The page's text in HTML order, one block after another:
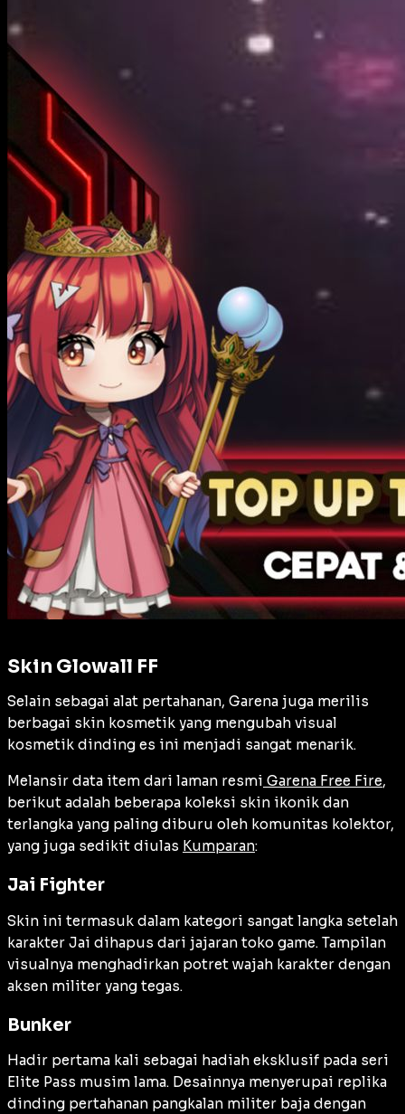
Skin Glowall FF
Selain sebagai alat pertahanan, Garena juga merilis
berbagai skin kosmetik yang mengubah visual
kosmetik dinding es ini menjadi sangat menarik.
Melansir data item dari laman resmi Garena Free Fire,
berikut adalah beberapa koleksi skin ikonik dan
terlangka yang paling diburu oleh komunitas kolektor,
yang juga sedikit diulas Kumparan:
Jai Fighter
Skin ini termasuk dalam kategori sangat langka setelah
karakter Jai dihapus dari jajaran toko game. Tampilan
visualnya menghadirkan potret wajah karakter dengan
aksen militer yang tegas.
Bunker
Hadir pertama kali sebagai hadiah eksklusif pada seri
Elite Pass musim lama. Desainnya menyerupai replika
dinding pertahanan pangkalan militer baja dengan